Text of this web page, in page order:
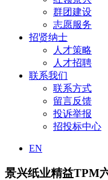
群团建设
志愿服务
招贤纳士
人才策略
人才招聘
联系我们
联系方式
留言反馈
投诉举报
招投标中心
EN
景兴纸业精益TPM